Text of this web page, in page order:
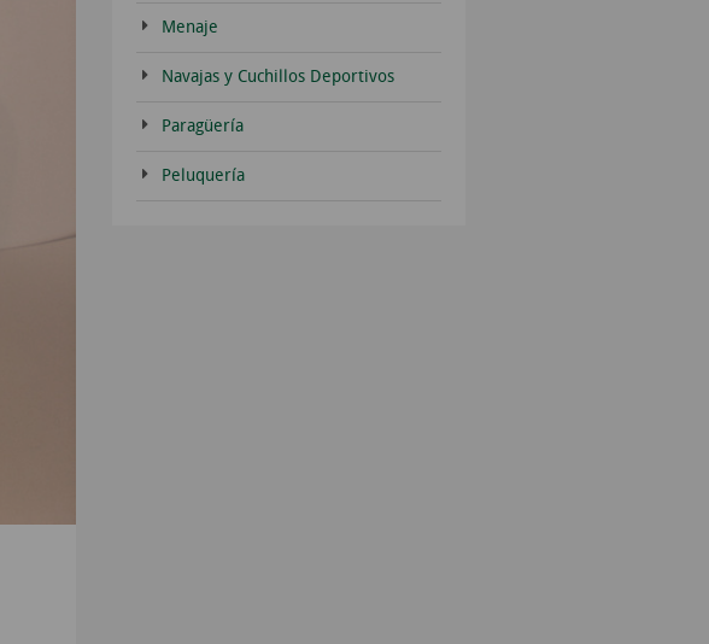
Menaje
Navajas y Cuchillos Deportivos
Paragüería
Peluquería